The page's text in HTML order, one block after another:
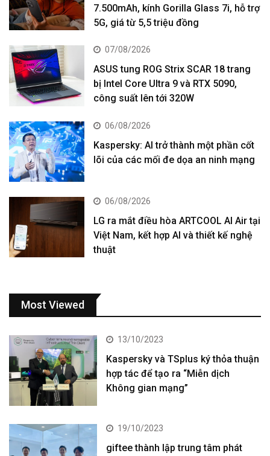
7.500mAh, kính Gorilla Glass 7i, hỗ trợ
5G, giá từ 5,5 triệu đồng
07/08/2026
ASUS tung ROG Strix SCAR 18 trang
bị Intel Core Ultra 9 và RTX 5090,
công suất lên tới 320W
06/08/2026
Kaspersky: AI trở thành một phần cốt
lõi của các mối đe dọa an ninh mạng
06/08/2026
LG ra mắt điều hòa ARTCOOL AI Air tại
Việt Nam, kết hợp AI và thiết kế nghệ
thuật
Most Viewed
13/10/2023
Kaspersky và TSplus ký thỏa thuận
hợp tác để tạo ra “Miễn dịch
Không gian mạng”
19/10/2023
giftee thành lập trung tâm phát